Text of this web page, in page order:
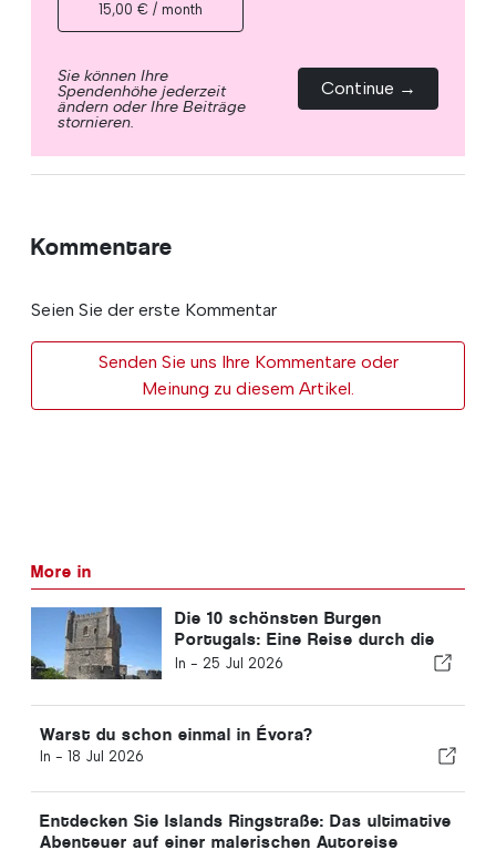
15,00 € / month
Sie können Ihre
Spendenhöhe jederzeit
ändern oder Ihre Beiträge
stornieren.
Continue →
Kommentare
Seien Sie der erste Kommentar
Senden Sie uns Ihre Kommentare oder
Meinung zu diesem Artikel.
More in
Die 10 schönsten Burgen
Portugals: Eine Reise durch die
Geschichte des Landes
In - 25 Jul 2026
Warst du schon einmal in Évora?
In - 18 Jul 2026
Entdecken Sie Islands Ringstraße: Das ultimative
Abenteuer auf einer malerischen Autoreise